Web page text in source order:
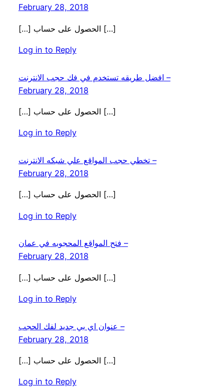
February 28, 2018
[…] الحصول على حساب […]
Log in to Reply
افضل طريقه تستخدم في فك حجب الانترنت –
February 28, 2018
[…] الحصول على حساب […]
Log in to Reply
تخطي حجب المواقع علي شبكه الانترنت –
February 28, 2018
[…] الحصول على حساب […]
Log in to Reply
فتح المواقع المحجوبه في عمان –
February 28, 2018
[…] الحصول على حساب […]
Log in to Reply
عنوان اي بي جديد لفك الحجب –
February 28, 2018
[…] الحصول على حساب […]
Log in to Reply